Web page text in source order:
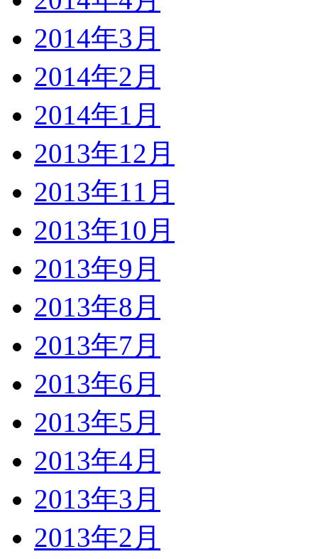
2014年3月
2014年2月
2014年1月
2013年12月
2013年11月
2013年10月
2013年9月
2013年8月
2013年7月
2013年6月
2013年5月
2013年4月
2013年3月
2013年2月